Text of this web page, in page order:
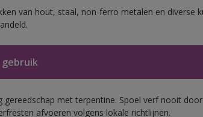
van hout, staal, non-ferro metalen en diverse
gebruik
gereedschap met terpentine. Spoel verf nooit
afvoeren volgens lokale richtlijnen.